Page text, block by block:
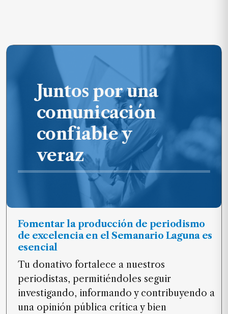
Juntos por una
comunicación
confiable y
veraz
Fomentar la producción de periodismo
de excelencia en el Semanario Laguna es
esencial
Tu donativo fortalece a nuestros
periodistas, permitiéndoles seguir
investigando, informando y contribuyendo a
una opinión pública crítica y bien